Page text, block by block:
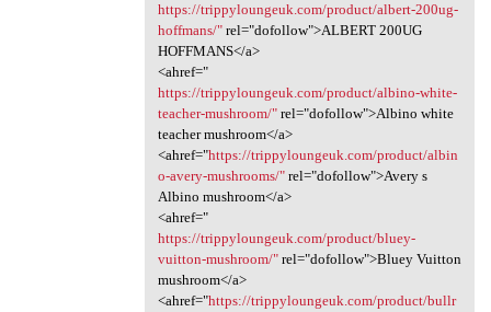
https://trippyloungeuk.com/product/albert-200ug-
hoffmans/"rel="dofollow">ALBERT 200UG
HOFFMANS</a>
<ahref="
https://trippyloungeuk.com/product/albino-white-
teacher-mushroom/"rel="dofollow">Albino white
teacher mushroom</a>
<ahref="https://trippyloungeuk.com/product/albin
o-avery-mushrooms/"rel="dofollow">Avery s
Albino mushroom</a>
<ahref="
https://trippyloungeuk.com/product/bluey-
vuitton-mushroom/"rel="dofollow">Bluey Vuitton
mushroom</a>
<ahref="https://trippyloungeuk.com/product/bullr